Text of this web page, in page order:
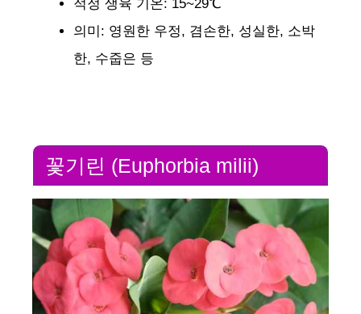
적정 생육 기온: 15~29℃
의미: 영원한 우정, 겸손한, 성실한, 소박
한, 수줍은 등
꽃기린 (Euphorbia milii)